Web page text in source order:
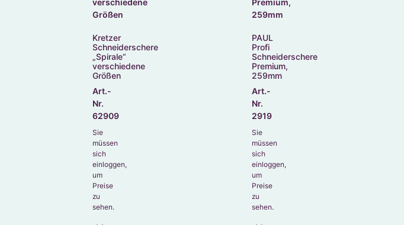
Kretzer
Schneiderschere
„Spirale“
verschiedene
Größen
Art.-
Nr.
62909
Sie
müssen
sich
einloggen,
um
Preise
zu
sehen.
PAUL
Profi
Schneiderschere
Premium,
259mm
Art.-
Nr.
2919
Sie
müssen
sich
einloggen,
um
Preise
zu
sehen.